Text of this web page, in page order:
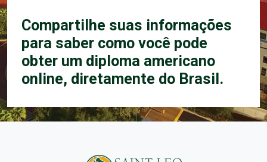
Compartilhe suas informações
para saber como você pode
obter um diploma americano
online, diretamente do Brasil.